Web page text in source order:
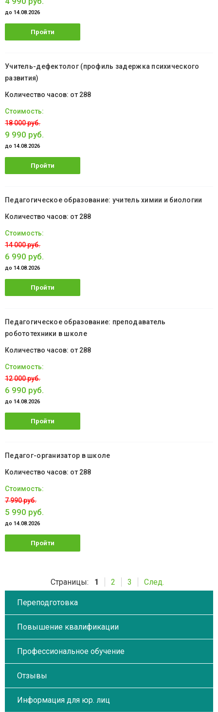
до 14.08.2026
Пройти
Учитель-дефектолог (профиль задержка психического
развития)
от 288
18 000 руб.
9 990 руб.
до 14.08.2026
Пройти
Педагогическое образование: учитель химии и биологии
от 288
14 000 руб.
6 990 руб.
до 14.08.2026
Пройти
Педагогическое образование: преподаватель
робототехники в школе
от 288
12 000 руб.
6 990 руб.
до 14.08.2026
Пройти
Педагог-организатор в школе
от 288
7 990 руб.
5 990 руб.
до 14.08.2026
Пройти
Страницы: 1 2 3 След.
Переподготовка
Повышение квалификации
Профессиональное обучение
Отзывы
Информация для юр. лиц